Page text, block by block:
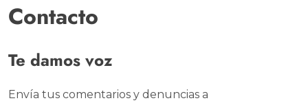
Contacto
Te damos voz
Envía tus comentarios y denuncias a